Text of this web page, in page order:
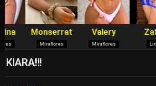
KIARA!!!